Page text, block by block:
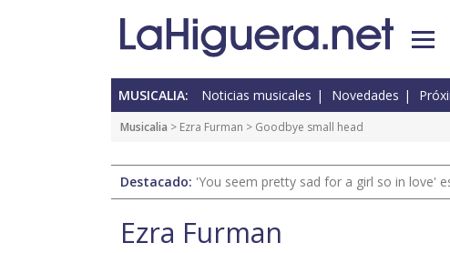
MUSICALIA: Noticias musicales Novedades
Musicalia > Ezra Furman > Goodbye small head
Destacado: 'You seem pretty sad for a girl so in love'
Ezra Furman